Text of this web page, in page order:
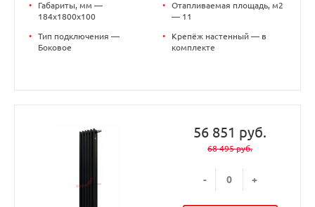
•
Габариты, мм —
184x1800x100
•
Тип подключения —
Боковое
•
Отапливаемая площадь, м2
— 11
•
Крепёж настенный — в
комплекте
56 851 руб.
68 495 руб.
- +